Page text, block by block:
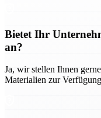
Bietet Ihr
an?
Ja, wir stellen Ihnen
Materialien zur